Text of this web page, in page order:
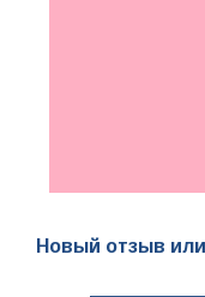
Новый отзыв